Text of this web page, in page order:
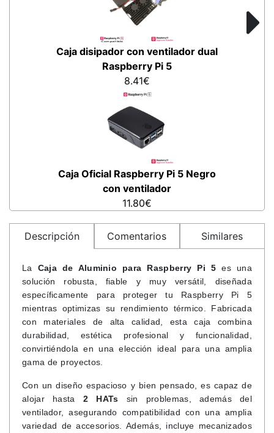
Caja disipador con ventilador dual
Raspberry Pi 5
8.41€
Caja Oficial Raspberry Pi 5 Negro
con ventilador
11.80€
Descripción Comentarios Similares
La Caja de Aluminio para Raspberry Pi 5 es una
solución robusta, fiable y muy versátil, diseñada
específicamente para proteger tu Raspberry Pi 5
mientras optimizas su rendimiento térmico. Fabricada
con materiales de alta calidad, esta caja combina
durabilidad, estética profesional y funcionalidad,
convirtiéndola en una elección ideal para una amplia
gama de proyectos.
Con un diseño espacioso y bien pensado, es capaz de
alojar hasta 2 HATs sin problemas, además del
ventilador, asegurando compatibilidad con una amplia
variedad de accesorios. Además, incluye mecanizados